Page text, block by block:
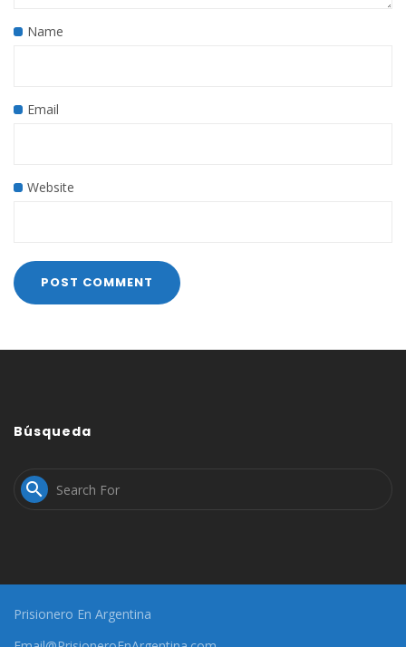
Name
Email
Website
Búsqueda

Prisionero En Argentina